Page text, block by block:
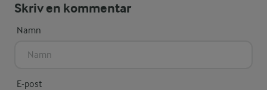
Skriv en kommentar
Namn
E-post